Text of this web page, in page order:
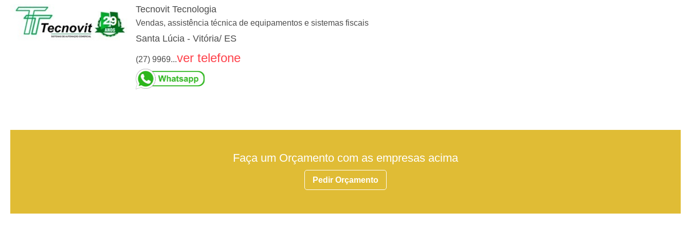
Tecnovit Tecnologia
Vendas, assistência técnica de equipamentos e sistemas fiscais
Santa Lúcia - Vitória/ ES
(27) 9969...ver telefone
Faça um Orçamento com as empresas acima
Pedir Orçamento